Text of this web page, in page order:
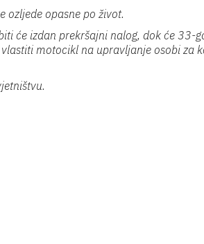
ozljede opasne po život.
će izdan prekršajni nalog, dok će 33-
motocikl na upravljanje osobi za